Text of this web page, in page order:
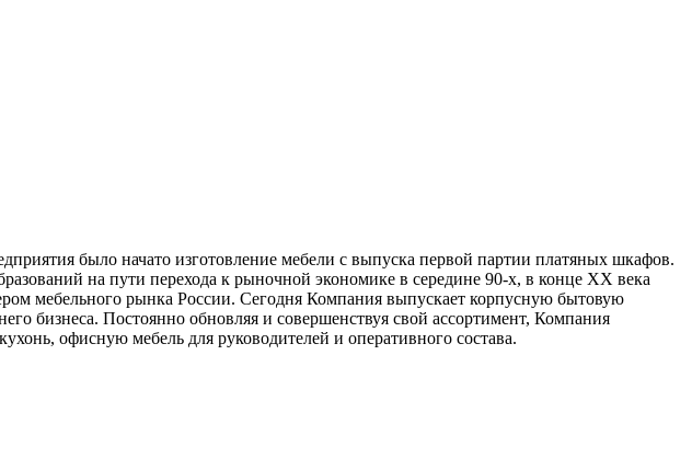
было начато изготовление мебели с выпуска первой партии платяных шкафов.
на пути перехода к рыночной экономике в середине 90-х, в конце XX века
мебельного рынка России. Сегодня Компания выпускает корпусную бытовую
бизнеса. Постоянно обновляя и совершенствуя свой ассортимент, Компания
офисную мебель для руководителей и оперативного состава.